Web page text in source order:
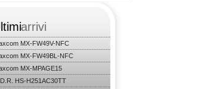
arrivi
MX-FW49V-NFC
MX-FW49BL-NFC
MX-MPAGE15
HS-H251AC30TT